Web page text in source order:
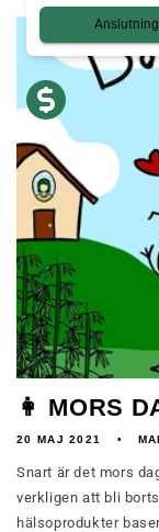
👩 MORS
20 MAJ 2021
Snart är det mors
verkligen att bli
hälsoprodukter
Anslutning